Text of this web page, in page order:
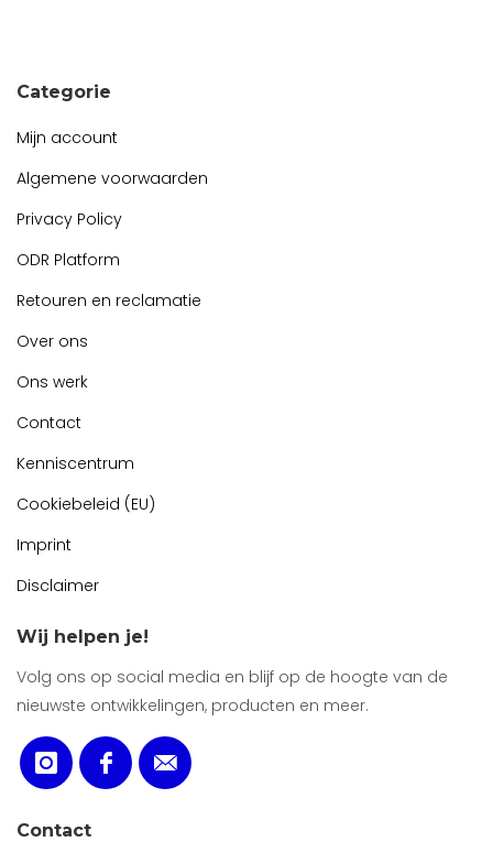
Categorie
Mijn account
Algemene voorwaarden
Privacy Policy
ODR Platform
Retouren en reclamatie
Over ons
Ons werk
Contact
Kenniscentrum
Cookiebeleid (EU)
Imprint
Disclaimer
Wij helpen je!
Volg ons op social media en blijf op de hoogte van de
nieuwste ontwikkelingen, producten en meer.
Contact